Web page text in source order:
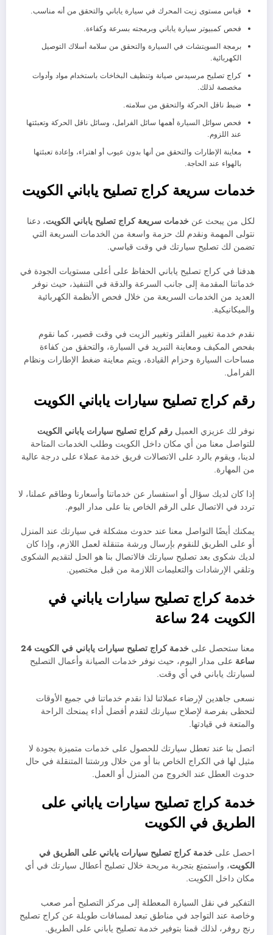
قياس مستوى زيت المحرك في سيارة ياباني والتحقق من أنه مناسب.
فحص كمبيوتر سيارة ياباني وبرمجته بسرعة وكفاءة.
برمجة السويتشات في السيارة والتحقق من سلامة أسلاك التوصيل
الكهربائية.
كراج تصليح مرسيدس صيانة وتنظيف البخاخات باستخدام مواد وأدوات
مخصصة لذلك.
ضبط ناقل الحركة والتحقق من سلامته.
فحص سوائل السيارة أهمها سائل الفرامل، وسائل ناقل الحركة وتعبئتها
عند اللزوم.
معاينة الإطارات والتحقق من أنها بدون عيوب أو اهتراء، وإعادة تعبئتها
بالهواء عند الحاجة.
خدمات سريعة كراج تصليح ياباني الكويت
لكل من يبحث عن خدمات سريعة كراج تصليح ياباني الكويت، دعنا
نتولى المهمة ونقدم لك حزمة واسعة من الخدمات السريعة التي
تضمن لك تصليح سيارتك في وقت قياسي.
هدفنا في كراج تصليح ياباني الحفاظ على أعلى مستويات الجودة في
خدماتنا المقدمة إلى جانب السرعة والدقة في التنفيذ، حيث نوفر
العديد من الخدمات السريعة من خلال فحص الأنظمة الكهربائية
والميكانيكية.
نقدم خدمة تغيير الفلتر وتغيير الزيت في وقت قصير، كما نقوم
بفحص المكيف ومعاينة التبريد في السيارة، والتحقق من كفاءة
مساحات السيارة وحزام القيادة، ويتم معاينة ضغط الإطارات ونظام
الفرامل.
رقم كراج تصليح سيارات ياباني الكويت
نوفر لك عزيزي العميل رقم كراج تصليح سيارات ياباني الكويت
للتواصل معنا من أي مكان داخل الكويت وطلب الخدمات المتاحة
لدينا، ويقوم بالرد على الاتصالات فريق خدمة عملاء على درجة عالية
من المهارة.
إذا كان لديك سؤال أو استفسار عن خدماتنا وأسعارنا وطاقم عملنا، لا
تردد في الاتصال على الرقم الخاص بنا على مدار اليوم.
يمكنك أيضًا التواصل معنا عند حدوث مشكلة في سيارتك عند المنزل
أو على الطريق للنقوم بإرسال ورشة متنقلة لعمل اللازم، وإذا كان
لديك شكوى بعد تصليح سيارتك فالاتصال بنا هو الحل لتقديم الشكوى
وتلقي الإرشادات والتعليمات اللازمة من قبل مختصين.
خدمة كراج تصليح سيارات ياباني في
الكويت 24 ساعة
معنا ستحصل على خدمةكراج تصليح سيارات
ياباني في الكويت 24
ساعة على مدار اليوم، حيث نوفر خدمات الصيانة وأعمال التصليح
لسيارتك ياباني في أي وقت.
نسعى جاهدين لإرضاء عملائنا لذا نقدم خدماتنا في جميع الأوقات
لتحظى بفرصة لإصلاح سيارتك لتقدم أفضل أداء يمنحك الراحة
والمتعة في قيادتها.
اتصل بنا عند تعطل سيارتك للحصول على خدمات متميزة بجودة لا
مثيل لها في الكراج الخاص بنا أو من خلال ورشتنا المتنقلة في حال
حدوث العطل عند الخروج من المنزل أو العمل.
خدمة كراج تصليح سيارات ياباني على
الطريق في الكويت
احصل على خدمة كراج تصليح سيارات ياباني على الطريق في
الكويت، واستمتع بتجربة مريحة خلال تصليح أعطال سيارتك في أي
مكان داخل الكويت.
التفكير في نقل السيارة المعطلة إلى مركز التصليح أمر صعب
وخاصة عند التواجد في مناطق تبعد لمسافات طويلة عن كراج تصليح
رنج روفر، لذلك قمنا بتوفير خدمة تصليح ياباني على الطريق.